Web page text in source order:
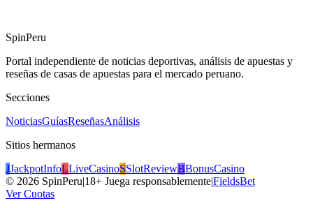
SpinPeru
Portal independiente de noticias deportivas, análisis de apuestas y
reseñas de casas de apuestas para el mercado peruano.
Secciones
NoticiasGuíasReseñasAnálisis
Sitios hermanos
JJackpotInfoLLiveCasinoSSlotReviewBBonusCasino
© 2026 SpinPeru|18+ Juega responsablemente|FieldsBet
Ver Cuotas